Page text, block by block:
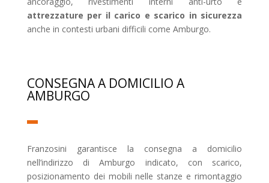
attrezzature per il carico e scarico in sicurezza
anche in contesti urbani difficili come Amburgo.
CONSEGNA A DOMICILIO A
AMBURGO
Franzosini garantisce la consegna a domicilio
nell’indirizzo di Amburgo indicato, con scarico,
posizionamento dei mobili nelle stanze e rimontaggio